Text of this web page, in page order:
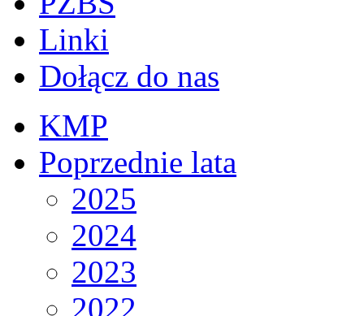
Linki
Dołącz do nas
KMP
Poprzednie lata
2025
2024
2023
2022